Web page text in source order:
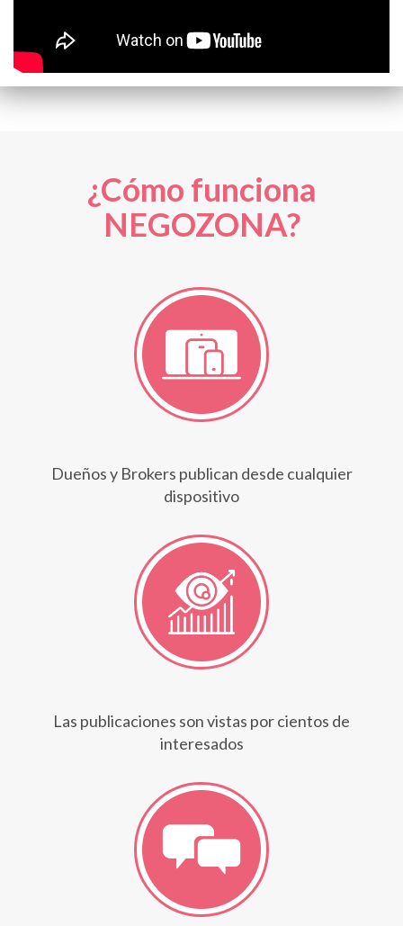
¿Cómo funciona
NEGOZONA?
Dueños y Brokers publican desde cualquier
dispositivo
Las publicaciones son vistas por cientos de
interesados